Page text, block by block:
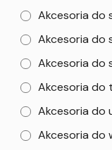
Akcesoria do
Akcesoria do
Akcesoria do
Akcesoria do
Akcesoria do
Akcesoria do